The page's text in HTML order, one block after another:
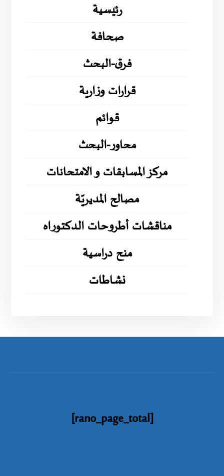
رئيسية
صحافة
فرق-البحث
قرارات وزارية
قوائم
محاور-البحث
مركز المسابقات و الامتحانات
مصالح المديريّة
مناقشات أطروحات الدكتوراه
منح دراسية
نشاطات
[rano_page_total]